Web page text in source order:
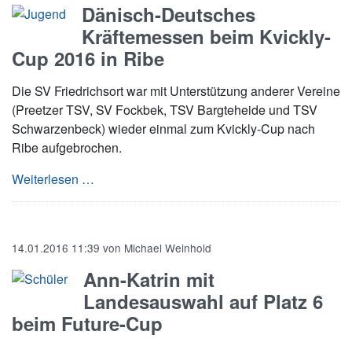
Dänisch-Deutsches
Kräftemessen beim Kvickly-
Cup 2016 in Ribe
Die SV Friedrichsort war mit Unterstützung anderer Vereine
(Preetzer TSV, SV Fockbek, TSV Bargteheide und TSV
Schwarzenbeck) wieder einmal zum Kvickly-Cup nach
Ribe aufgebrochen.
Weiterlesen …
14.01.2016 11:39 von Michael Weinhold
Ann-Katrin mit
Landesauswahl auf Platz 6
beim Future-Cup